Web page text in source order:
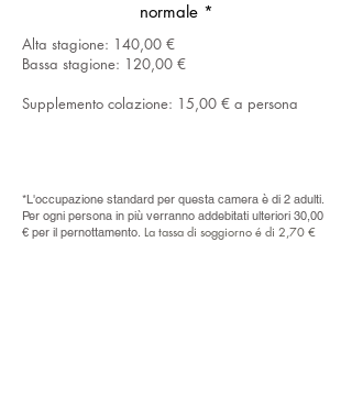
normale *
Alta stagione: 140,00 €
Bassa stagione: 120,00 €
Supplemento colazione: 15,00 € a persona
*L'occupazione standard per questa camera è di 2 adulti.
Per ogni persona in più verranno addebitati ulteriori 30,00
€ per il pernottamento. La tassa di soggiorno é di 2,70 €